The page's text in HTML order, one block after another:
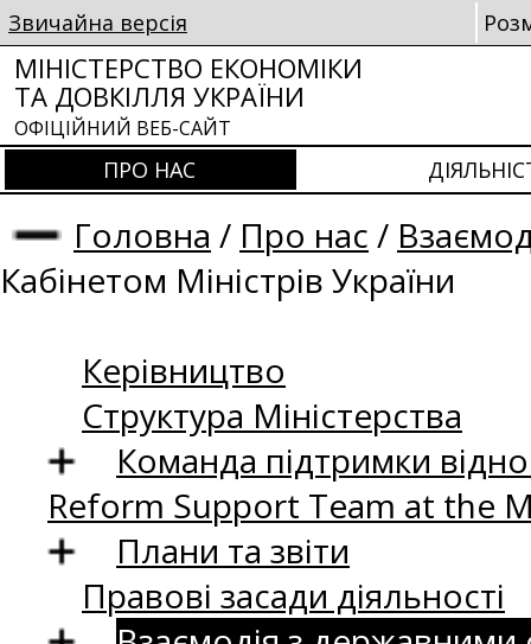
Звичайна версія
МІНІСТЕРСТВО ЕКОНОМІКИ
ТА ДОВКІЛЛЯ УКРАЇНИ
ОФІЦІЙНИЙ ВЕБ-САЙТ
ПРО НАС
Головна / Про нас /
Кабінетом Міністрів України
Керівництво
Структура Міністерства
Команда підтримки
Reform Support Team at the
Плани та звіти
Правові засади діяльності